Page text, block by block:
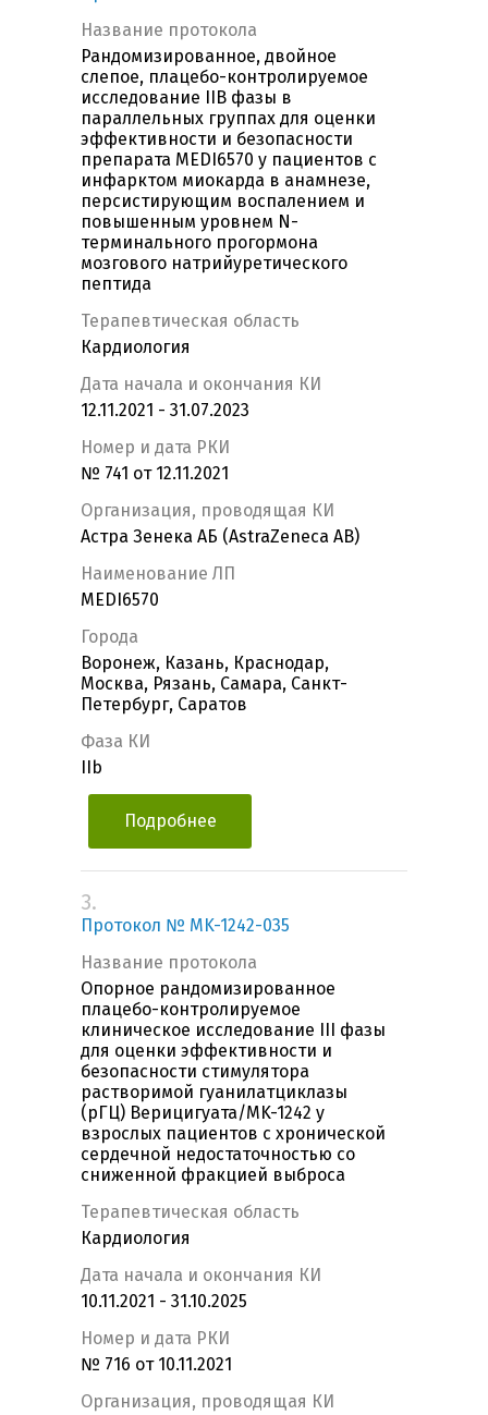
Название протокола
Рандомизированное, двойное
слепое, плацебо-контролируемое
исследование IIB фазы в
параллельных группах для оценки
эффективности и безопасности
препарата MEDI6570 у пациентов с
инфарктом миокарда в анамнезе,
персистирующим воспалением и
повышенным уровнем N-
терминального прогормона
мозгового натрийуретического
пептида
Терапевтическая область
Кардиология
Дата начала и окончания КИ
12.11.2021 - 31.07.2023
Номер и дата РКИ
№ 741 от 12.11.2021
Организация, проводящая КИ
Астра Зенека АБ (AstraZeneca AB)
Наименование ЛП
MEDI6570
Города
Воронеж, Казань, Краснодар,
Москва, Рязань, Самара, Санкт-
Петербург, Саратов
Фаза КИ
IIb
Подробнее
3.
Протокол № MK-1242-035
Название протокола
Опорное рандомизированное
плацебо-контролируемое
клиническое исследование III фазы
для оценки эффективности и
безопасности стимулятора
растворимой гуанилатциклазы
(рГЦ) Верицигуата/MK-1242 у
взрослых пациентов с хронической
сердечной недостаточностью со
сниженной фракцией выброса
Терапевтическая область
Кардиология
Дата начала и окончания КИ
10.11.2021 - 31.10.2025
Номер и дата РКИ
№ 716 от 10.11.2021
Организация, проводящая КИ